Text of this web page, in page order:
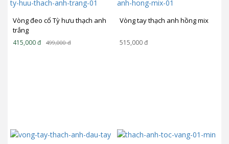
Vòng đeo cổ Tỳ hưu thạch anh
trắng
499,000đ
415,000đ
Vòng tay thạch anh hồng mix
515,000đ